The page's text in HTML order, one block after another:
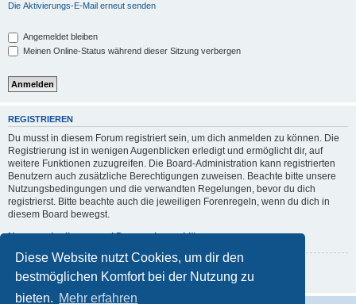
Diese Website nutzt Cookies, um dir den
bestmöglichen Komfort bei der Nutzung zu
bieten. Mehr erfahren
Die Aktivierungs-E-Mail erneut senden
Angemeldet bleiben
Meinen Online-Status während dieser Sitzung verbergen
REGISTRIEREN
Du musst in diesem Forum registriert sein, um dich anmelden zu können. Die
Registrierung ist in wenigen Augenblicken erledigt und ermöglicht dir, auf
weitere Funktionen zuzugreifen. Die Board-Administration kann registrierten
Benutzern auch zusätzliche Berechtigungen zuweisen. Beachte bitte unsere
Nutzungsbedingungen und die verwandten Regelungen, bevor du dich
registrierst. Bitte beachte auch die jeweiligen Forenregeln, wenn du dich in
diesem Board bewegst.
Nutzungsbedingungen|Datenschutzerklärung
Registrieren